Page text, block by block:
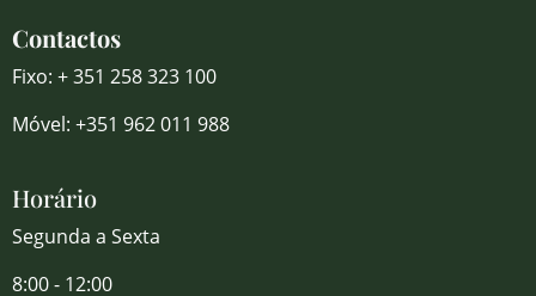
Contactos
Fixo: + 351 258 323 100
Móvel: +351 962 011 988
Horário
Segunda a Sexta
8:00 - 12:00